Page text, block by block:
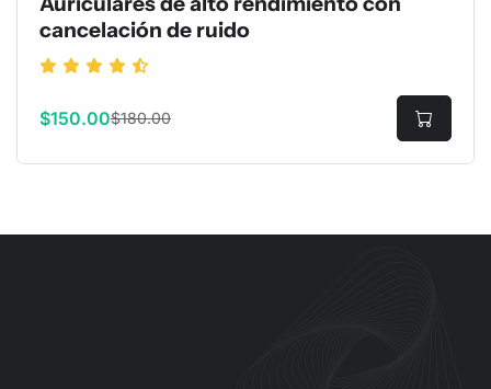
cancelación de ruido
$150.00$180.00